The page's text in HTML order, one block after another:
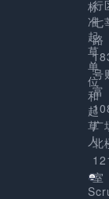
行
七
路
号
富
广
北
室
标
准
起
草
单
位
和
起
草
人